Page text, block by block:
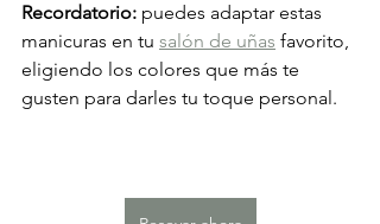
Recordatorio: puedes adaptar estas
manicuras en tu salón de uñas favorito,
eligiendo los colores que más te
gusten para darles tu toque personal.